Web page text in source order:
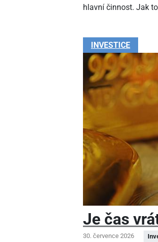
hlavní činnost. Jak
INVESTICE
Je čas
30. července 2026